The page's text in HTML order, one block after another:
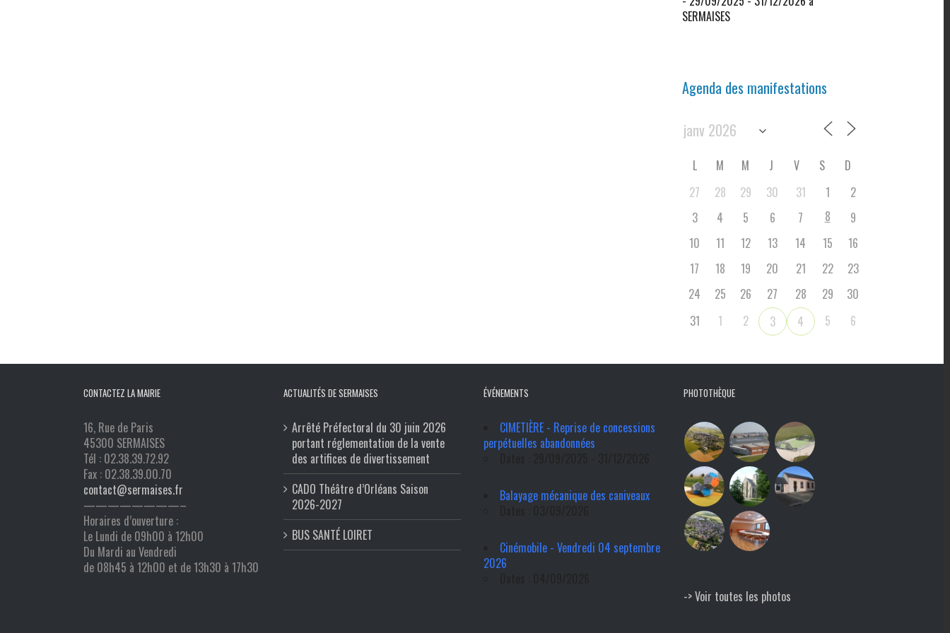
SERMAISES
Agenda des manifestations
L M M J V S
D
27
28 29 30 31 1
2
3
4 5 6 7 8
9
10
11 12 13 14 15
16
17
18 19 20 21 22
23
24
25 26 27 28 29
30
31
1 2 3 4 5 6
CONTACTEZ LA MAIRIE
16, Rue de Paris
45300 SERMAISES
Tél : 02.38.39.72.92
Fax : 02.38.39.00.70
contact@sermaises.fr
————————–
Horaires d’ouverture :
Le Lundi de 09h00 à 12h00
Du Mardi au Vendredi
de 08h45 à 12h00 et de 13h30 à 17h30
ACTUALITÉS DE SERMAISES
Arrêté Préfectoral du 30 juin 2026
portant réglementation de la vente
des artifices de divertissement
CADO Théâtre d’Orléans Saison
2026-2027
BUS SANTÉ LOIRET
ÉVÉNEMENTS
CIMETIÈRE - Reprise de concessions
perpétuelles abandonnées
Balayage mécanique des caniveaux
Cinémobile - Vendredi 04 septembre
2026
PHOTOTHÈQUE
-> Voir toutes les photos